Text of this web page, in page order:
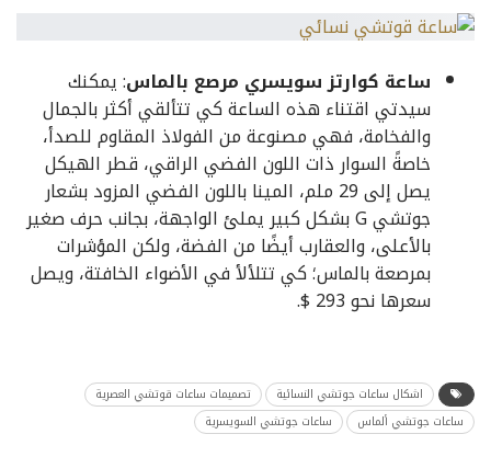
ساعة كوارتز سويسري مرصع بالماس: يمكنك
سيدتي اقتناء هذه الساعة كي تتألقي أكثر بالجمال
والفخامة، فهي مصنوعة من الفولاذ المقاوم للصدأ،
خاصةً السوار ذات اللون الفضي الراقي، قطر الهيكل
يصل إلى 29 ملم، المينا باللون الفضي المزود بشعار
جوتشي G بشكل كبير يملئ الواجهة، بجانب حرف صغير
بالأعلى، والعقارب أيضًا من الفضة، ولكن المؤشرات
بمرصعة بالماس؛ كي تتلألأ في الأضواء الخافتة، ويصل
سعرها نحو 293 $.
اشكال ساعات جوتشي النسائية
تصميمات ساعات قوتشي العصرية
ساعات جوتشي ألماس
ساعات جوتشي السويسرية